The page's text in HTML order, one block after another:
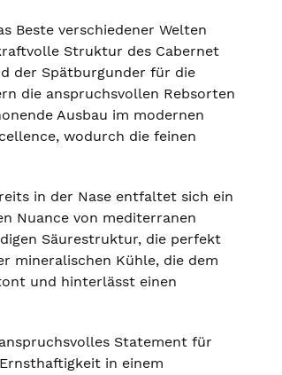
Beste verschiedener Welten
Struktur des Cabernet
der Spätburgunder für die
die anspruchsvollen Rebsorten
Ausbau im modernen
wodurch die feinen
in der Nase entfaltet sich ein
Nuance von mediterranen
Säurestruktur, die perfekt
mineralischen Kühle, die dem
und hinterlässt einen
Statement für
in einem